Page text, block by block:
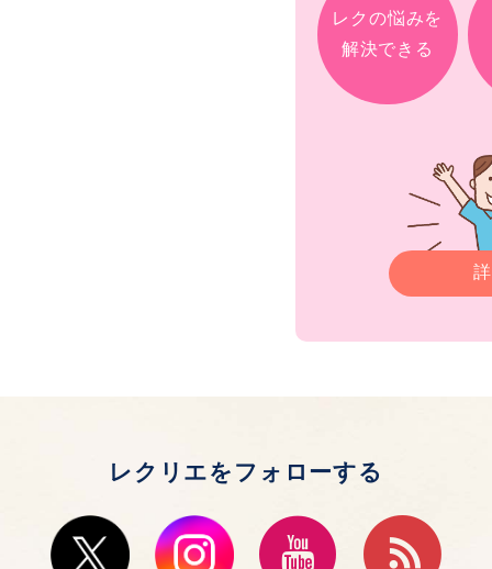
レクの悩みを
解決できる
レクリエをフォローする